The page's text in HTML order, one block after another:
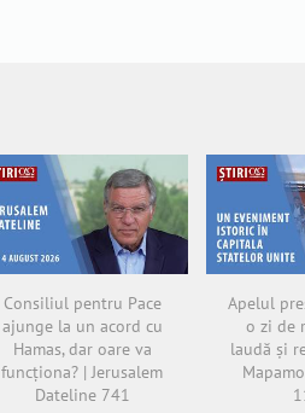
Consiliul pentru Pace
ajunge la un acord cu
Hamas, dar oare va
funcționa? | Jerusalem
Dateline 741
Apelul
o zi de
laudă și